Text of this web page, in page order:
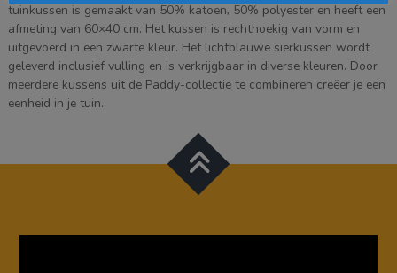
tuinkussen is gemaakt van 50% katoen, 50% polyester en heeft een
afmeting van 60×40 cm. Het kussen is rechthoekig van vorm en
uitgevoerd in een zwarte kleur. Het lichtblauwe sierkussen wordt
geleverd inclusief vulling en is verkrijgbaar in diverse kleuren. Door
meerdere kussens uit de Paddy-collectie te combineren creëer je een
eenheid in je tuin.